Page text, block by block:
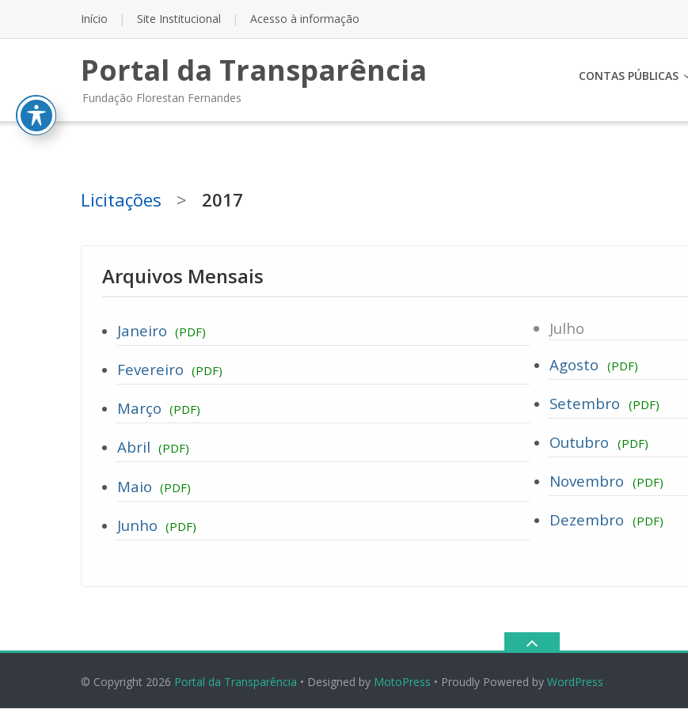
content
Início Site Institucional Acesso à informação
Portal da Transparência
Fundação Florestan Fernandes
CONTAS PÚBLICAS
Licitações > 2017
Arquivos Mensais
Janeiro (PDF)
Fevereiro (PDF)
Março (PDF)
Abril (PDF)
Maio (PDF)
Junho (PDF)
Julho
Agosto
(PDF)
Setembro (PDF)
Outubro (PDF)
Novembro (PDF)
Dezembro (PDF)
© Copyright 2026 Portal da Transparência • Designed by MotoPress • Proudly Powered by WordPress